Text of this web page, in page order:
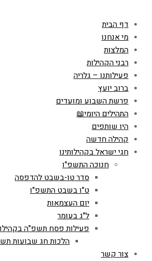
דף הבית
מי אנחנו
המלצות
רבני הקהילות
פעילותנו – גלריה
ברוב יועץ
פרשת השבוע ומועדים
התהילים היומי📖
היו שותפים
קהילה חדשה
חגי ישראל בקהילותינו
חנוכה התשפ"ו
סדר טו-בשבט להדפסה
ט"ו בשבט התשפ"ו
יום העצמאות
ל"ג בעומר
פעילות פסח תשפ"ה
הלכות חג שבועות
צור קשר